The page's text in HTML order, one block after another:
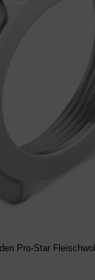
Pro-Star